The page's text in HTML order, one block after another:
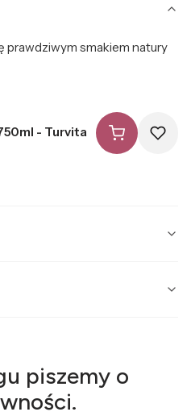
prawdziwym smakiem natury
- Turvita
BIO 150
piszemy o